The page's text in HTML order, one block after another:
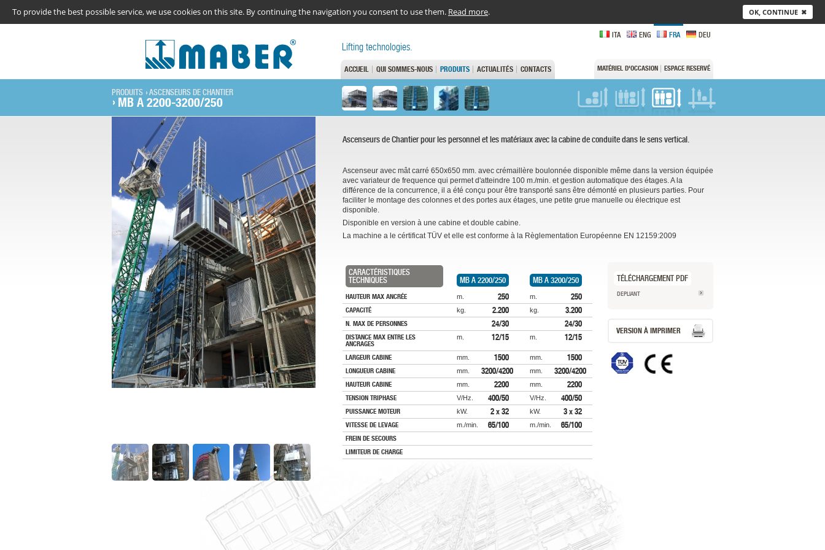
To provide the best possible service, we use cookies on this site. By continuing the navigation you consent to use them. Read more. OK, CONTINUE ✖
ACCUEIL QUI SOMMES-NOUS PRODUITS ACTUALITÉS CONTACTS MATÉRIEL D'OCCASION ESPACE RESERVÉ
ITA ENG FRA DEU
Lifting technologies.
PRODUITS ASCENSEURS DE CHANTIER
MB A 2200-3200/250
Ascenseurs de Chantier pour les personnel et les matériaux avec la cabine de conduite dans le sens vertical.
Ascenseur avec mâtcarré 650x650 mm. avec crémaillère boulonnée disponible même dans la version équipée
avec variateur de frequence qui permet d'atteindre 100 m./min. et gestion automatique des étages. A la
différence de la concurrence, il a été conçu pour être transporté sans être démonté en plusieurs parties. Pour
faciliter le montage des colonnes et des portes aux étages, une petite grue manuelle ou électrique est
disponible.
Disponible en version à une cabine et double cabine.
La machine a le cértificat TÜV et elle est conforme à la Règlementation Européenne EN 12159:2009
CARACTÉRISTIQUES
TECHNIQUES
MB A 2200/250 MB A 3200/250
HAUTEUR MAX ANCRÉE m. 250 m. 250
CAPACITÉ kg. 2.200 kg. 3.200
N. MAX DE PERSONNES 24/30 24/30
DISTANCE MAX ENTRE LES
ANCRAGES
m. 12/15 m. 12/15
LARGEUR CABINE mm. 1500 mm. 1500
LONGUEUR CABINE mm. 3200/4200 mm. 3200/4200
HAUTEUR CABINE mm. 2200 mm. 2200
TENSION TRIPHASE V/Hz. 400/50 V/Hz. 400/50
PUISSANCE MOTEUR kW. 2 x 32 kW. 3 x 32
VITESSE DE LEVAGE m./min. 65/100 m./min. 65/100
FREIN DE SECOURS
LIMITEUR DE CHARGE
TÉLÉCHARGEMENT PDF
DEPLIANT
VERSION À IMPRIMER